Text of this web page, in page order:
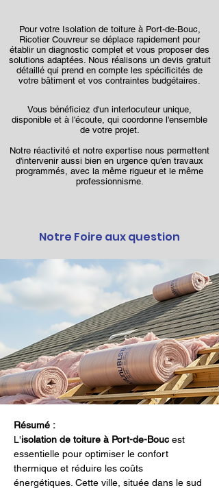
Pour votre Isolation de toiture à Port-de-Bouc,
Ricotier Couvreur se déplace rapidement pour
établir un diagnostic complet et vous proposer des
solutions adaptées. Nous réalisons un devis gratuit
détaillé qui prend en compte les spécificités de
votre bâtiment et vos contraintes budgétaires.
Vous bénéficiez d'un interlocuteur unique,
disponible et à l'écoute, qui coordonne l'ensemble
de votre projet.
Notre réactivité et notre expertise nous permettent
d'intervenir aussi bien en urgence qu'en travaux
programmés, avec la même rigueur et le même
professionnisme.
Notre Foire aux question
Résumé :
L'isolation de toiture à Port-de-Bouc est
essentielle pour optimiser le confort
thermique et réduire les coûts
énergétiques. Cette ville, située dans le sud